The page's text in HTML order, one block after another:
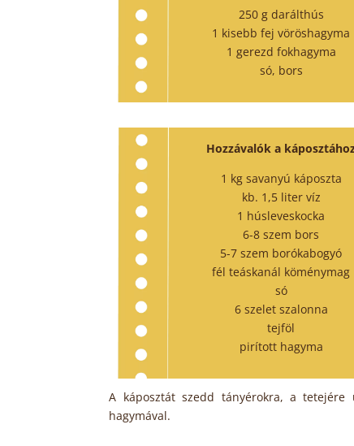
250 g darálthús
1 kisebb fej vöröshagyma
1 gerezd fokhagyma
só, bors
Hozzávalók a
1 kg savanyú káposzta
kb. 1,5 liter víz
1 húsleveskocka
6-8 szem bors
5-7 szem borókabogyó
fél teáskanál köménymag
só
6 szelet szalonna
tejföl
pirított hagyma
A káposztát szedd tányérokra, a
hagymával.